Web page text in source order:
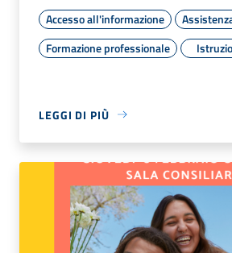
Accesso all'informazione
Formazione professionale
LEGGI DI PIÙ